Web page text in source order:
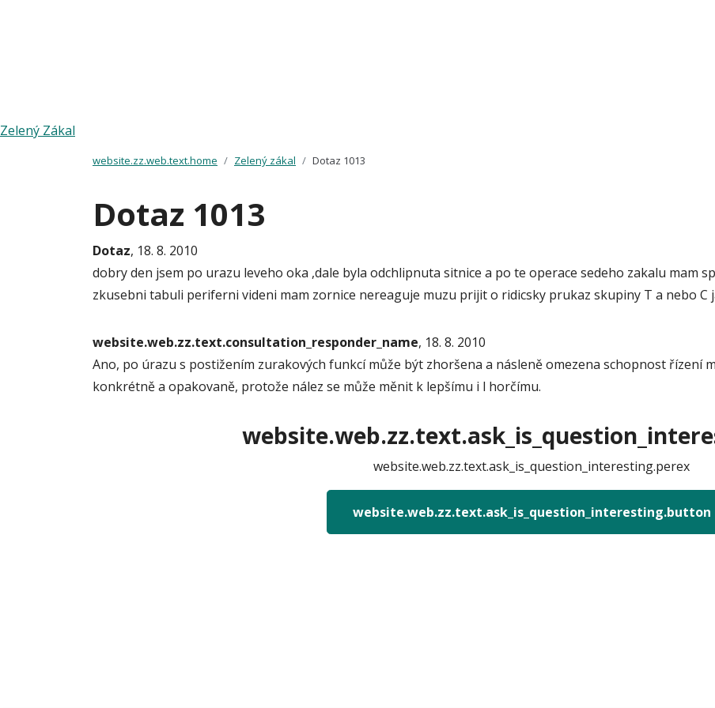
Zelený Zákal
website.zz.web.text.home Zelený zákal Dotaz 1013
Dotaz 1013
Dotaz, 18. 8. 2010
dobry den jsem po urazu leveho oka ,dale byla odchlipnuta sitnice a po te operace sedeho zakalu mam
zkusebni tabuli periferni videni mam zornice nereaguje muzu prijit o ridicsky prukaz skupiny T a nebo C
website.web.zz.text.consultation_responder_name, 18. 8. 2010
Ano, po úrazu s postižením zurakových funkcí může být zhoršena a násleně omezena schopnost řízení
konkrétně a opakovaně, protože nález se může měnit k lepšímu i l horčímu.
website.web.zz.text.ask_is_question_interesting.perex
website.web.zz.text.ask_is_question_interesting.button